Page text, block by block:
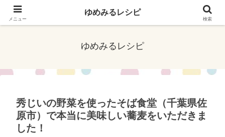
口コミやネットで話題のお店、イベント、アプリ、事件など最新のリアルな情
ゆめみるレシピ
秀じいの野菜を使ったそば食堂（千葉県佐
原市）で本当に美味しい蕎麦をいただきま
した！
メニュー
ゆめみるレシピ
検索